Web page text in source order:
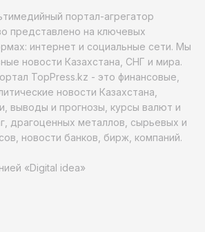
портал-агрегатор
представлено на ключевых
интернет и социальные сети. Мы
новости Казахстана, СНГ и мира.
TopPress.kz - это финансовые,
новости Казахстана,
выводы и прогнозы, курсы валют и
драгоценных металлов, сырьевых и
новости банков, бирж, компаний.
«Digital idea»